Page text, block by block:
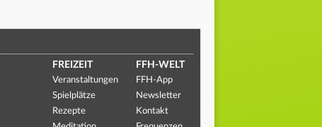
FREIZEIT
Veranstaltungen
Spielplätze
Rezepte
FFH-WELT
FFH-App
Newsletter
Kontakt